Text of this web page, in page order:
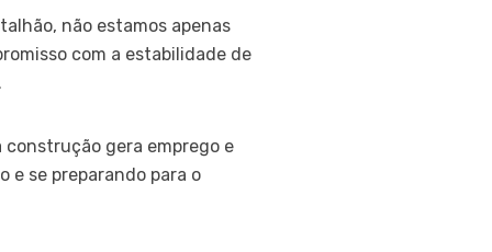
não estamos apenas
com a estabilidade de
construção gera emprego e
e se preparando para o